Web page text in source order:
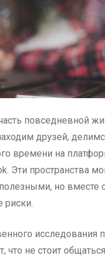
повседневной
друзей,
времени на
Эти пространства
но вместе
риски.
исследования
что не стоит